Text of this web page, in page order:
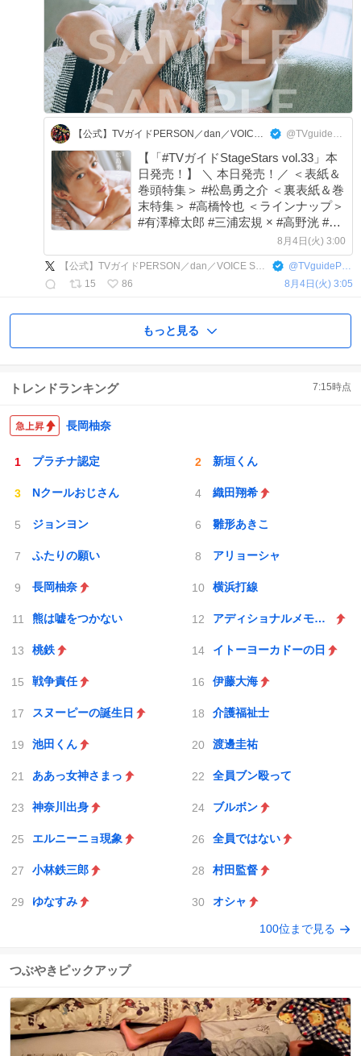
【公式】TVガイドPERSON／dan／VOICE STARS／Stage Stars @TVguidePERSON
【「#TVガイドStageStars vol.33」本
日発売！】 ＼ 本日発売！／ ＜表紙＆
巻頭特集＞ #松島勇之介 ＜裏表紙＆巻
末特集＞ #高橋怜也 ＜ラインナップ＞
#有澤樟太郎 #三浦宏規 × #高野洸 #前
川優希 #北園涼 × #大平峻也 #spi × #塩
田一期 #安藤夢叶 × #今井俊斗 #明石
陸 #菊池修司 #大友至恩 #松原凛
8月4日(火) 3:00
【公式】TVガイドPERSON／dan／VOICE STARS／Stage Stars @TVguidePERSON
15
86 8月4日(火) 3:05
もっと見る
トレンドランキング 7:15時点
長岡柚奈
プラチナ認定 新垣くん
Nクールおじさん 織田翔希
ジョンヨン 雛形あきこ
ふたりの願い アリョーシャ
長岡柚奈 横浜打線
熊は嘘をつかない アディショナルメモリー
桃鉄 イトーヨーカドーの日
戦争責任 伊藤大海
スヌーピーの誕生日 介護福祉士
池田くん 渡邊圭祐
ああっ女神さまっ 全員ブン殴って
神奈川出身 ブルボン
エルニーニョ現象 全員ではない
小林鉄三郎 村田監督
ゆなすみ オシャ
100位まで見る
つぶやきピックアップ